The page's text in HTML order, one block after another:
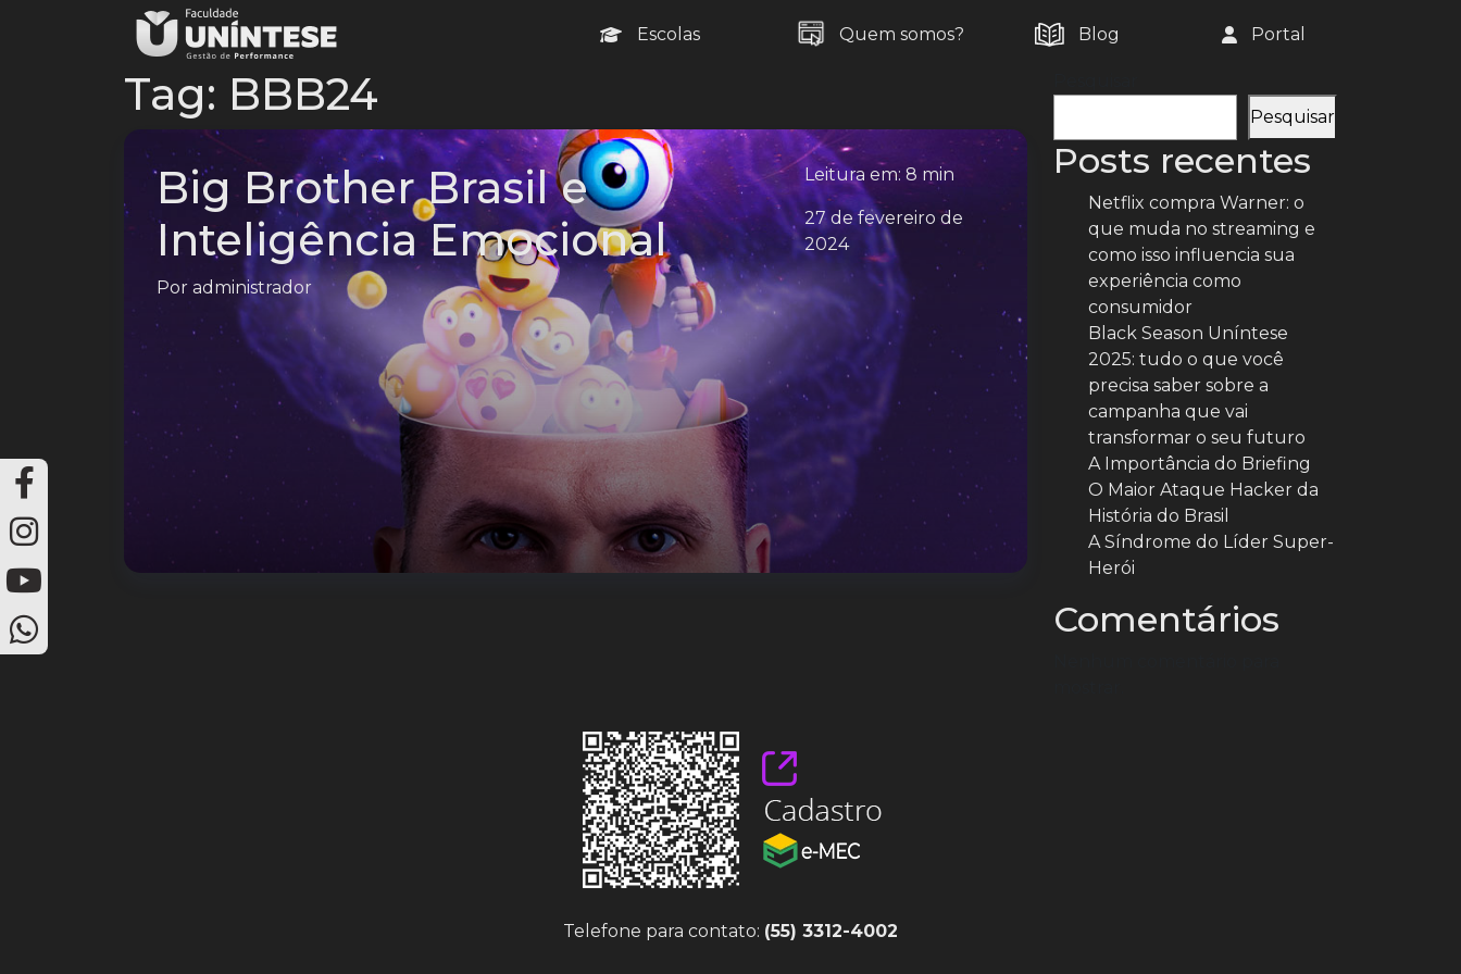
Escolas Quem somos? Blog Portal
Tag: BBB24
Big Brother Brasil e
Inteligência Emocional
Por administrador
Leitura em: 8 min
27 de fevereiro de
2024
Pesquisar
Posts recentes
Netflix compra Warner: o
que muda no streaming e
como isso influencia sua
experiência como
consumidor
Black Season Uníntese
2025: tudo o que você
precisa saber sobre a
campanha que vai
transformar o seu futuro
A Importância do Briefing
O Maior Ataque Hacker da
História do Brasil
A Síndrome do Líder Super-
Herói
Comentários
Telefone para contato: (55) 3312-4002